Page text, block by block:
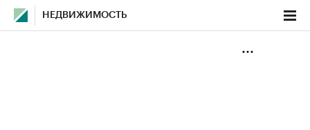
НЕДВИЖИМОСТЬ